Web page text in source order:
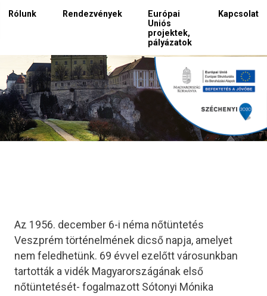
Rólunk Rendezvények
Európai
Uniós
projektek,
pályázatok
Kapcsolat
Az 1956. december 6-i néma nőtüntetés
Veszprém történelmének dicső napja, amelyet
nem feledhetünk. 69 évvel ezelőtt városunkban
tartották a vidék Magyarországának első
nőtüntetését- fogalmazott Sótonyi Mónika